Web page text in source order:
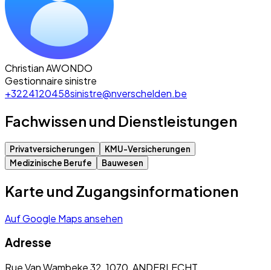
Christian AWONDO
Gestionnaire sinistre
+3224120458sinistre@nverschelden.be
Fachwissen und Dienstleistungen
Privatversicherungen
KMU-Versicherungen
Medizinische Berufe
Bauwesen
Karte und Zugangsinformationen
Auf Google Maps ansehen
Adresse
Rue Van Wambeke 32, 1070, ANDERLECHT